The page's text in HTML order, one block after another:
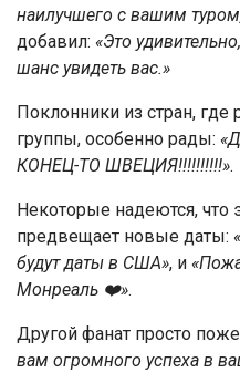
наилучшего с вашим
добавил: «Это
шанс увидеть вас.»
Поклонники из стран, где
группы, особенно рады:
КОНЕЦ-ТО ШВЕЦИЯ!!!!!!!!!!».
Некоторые надеются, что
предвещает новые даты:
будут даты в США», и
Монреаль ❤️».
Другой фанат просто
вам огромного успеха в